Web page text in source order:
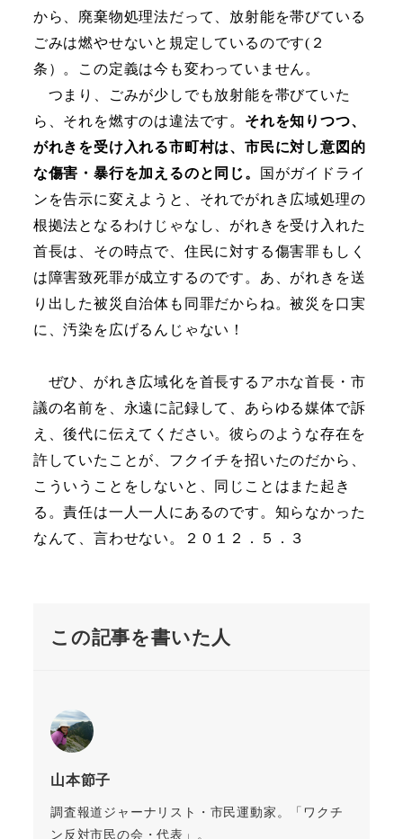
から、廃棄物処理法だって、放射能を帯びている
ごみは燃やせないと規定しているのです(２
条）。この定義は今も変わっていません。
つまり、ごみが少しでも放射能を帯びていた
ら、それを燃すのは違法です。 それを知りつつ、
がれきを受け入れる市町村は、市民に対し意図的
な傷害・暴行を加えるのと同じ。
国がガイドライ
ンを告示に変えようと、それでがれき広域処理の
根拠法となるわけじゃなし、がれきを受け入れた
首長は、その時点で、住民に対する傷害罪もしく
は障害致死罪が成立するのです。あ、がれきを送
り出した被災自治体も同罪だからね。被災を口実
に、汚染を広げるんじゃない！
ぜひ、がれき広域化を首長するアホな首長・市
議の名前を、永遠に記録して、あらゆる媒体で訴
え、後代に伝えてください。彼らのような存在を
許していたことが、フクイチを招いたのだから、
こういうことをしないと、同じことはまた起き
る。責任は一人一人にあるのです。知らなかった
なんて、言わせない。２０１２．５．３
この記事を書いた人
山本節子
調査報道ジャーナリスト・市民運動家。「ワクチ
ン反対市民の会・代表」。